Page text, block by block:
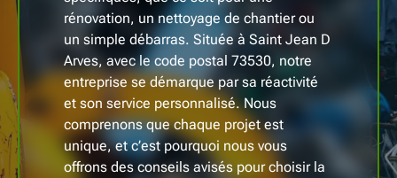
rénovation, un nettoyage de chantier ou
un simple débarras. Située à Saint Jean D
Arves, avec le code postal 73530, notre
entreprise se démarque par sa réactivité
et son service personnalisé. Nous
comprenons que chaque projet est
unique, et c’est pourquoi nous vous
offrons des conseils avisés pour choisir la